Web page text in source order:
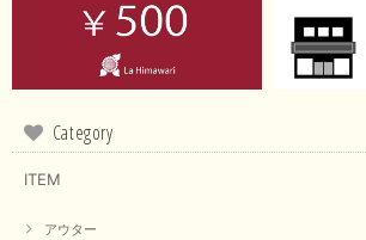
Category
ITEM
アウター